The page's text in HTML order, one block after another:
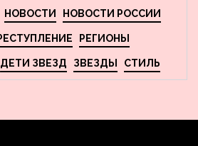
НОВОСТИ НОВОСТИ РОССИИ
РЕГИОНЫ
ДЕТИ ЗВЕЗД ЗВЕЗДЫ СТИЛЬ